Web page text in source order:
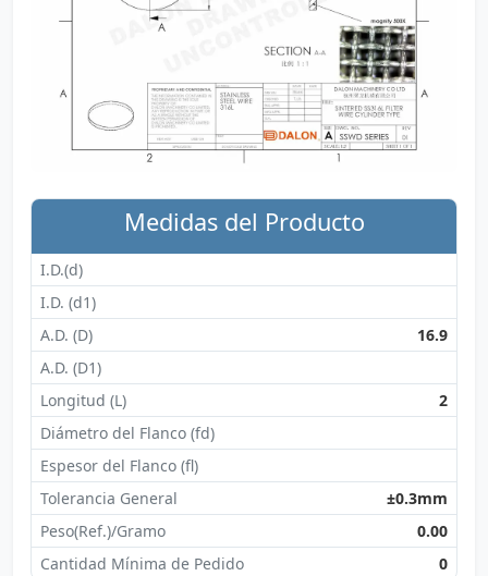
Medidas del Producto
I.D.(d)
I.D. (d1)
A.D. (D)
16.9
A.D. (D1)
Longitud (L)
2
Diámetro del Flanco (fd)
Espesor del Flanco (fl)
Tolerancia General
±0.3mm
Peso(Ref.)/Gramo
0.00
Cantidad Mínima de Pedido
0